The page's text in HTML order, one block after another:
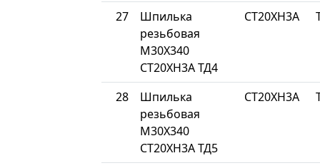
27
Шпилька
резьбовая
М30Х340
СТ20ХН3А ТД4
СТ20ХН3А
28
Шпилька
резьбовая
М30Х340
СТ20ХН3А ТД5
СТ20ХН3А